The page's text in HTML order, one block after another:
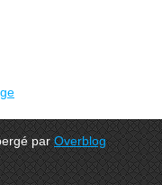
parOverblog